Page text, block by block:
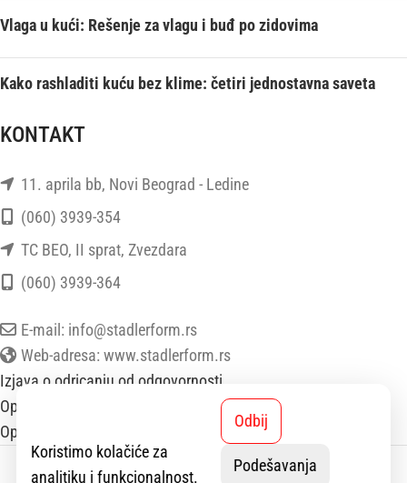
Vlaga u kući: Rešenje za vlagu i buđ po zidovima
Kako rashladiti kuću bez klime: četiri jednostavna saveta
KONTAKT
11. aprila bb, Novi Beograd - Ledine
(060) 3939-354
TC BEO, II sprat, Zvezdara
(060) 3939-364
E-mail: info@stadlerform.rs
Web-adresa: www.stadlerform.rs
Izjava o odricanju od odgovornosti
Opšti uslovi poslovanja
Opšti uslovi prodaje
StadlerForm 2025 SVA PRAVA ZADRŽANA.
Koristimo kolačiće za
analitiku i funkcionalnost.
Odbij
Podešavanja